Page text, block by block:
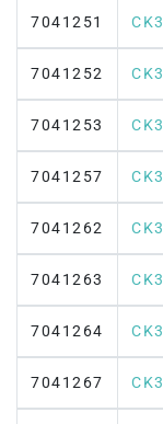
7041251
7041252
7041253
7041257
7041262
7041263
7041264
7041267